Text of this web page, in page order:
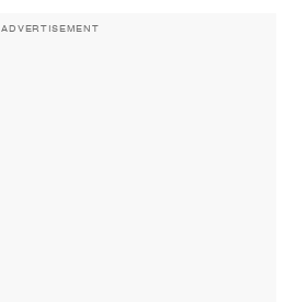
ADVERTISEMENT